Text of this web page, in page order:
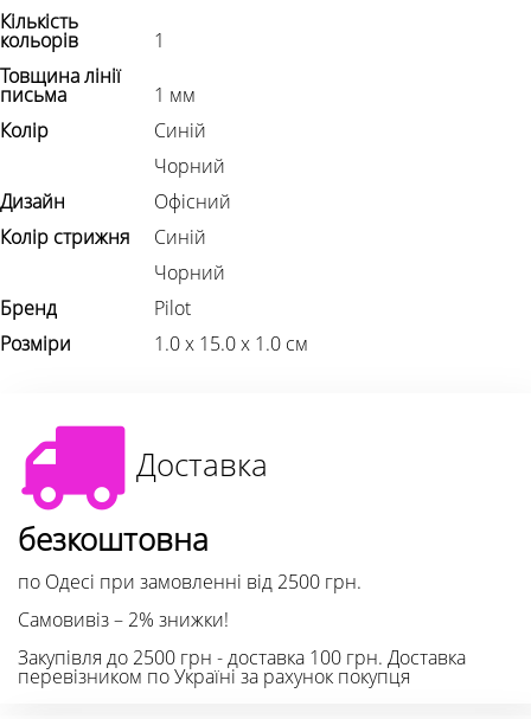
Кількість
кольорів
1
Товщина лінії
письма
1 мм
Колір
Синій
Чорний
Дизайн
Офісний
Колір стрижня
Синій
Чорний
Бренд
Pilot
Розміри
1.0 х 15.0 х 1.0 см
Доставка
безкоштовна
по Одесі при замовленні від 2500 грн.
Самовивіз – 2% знижки!
Закупівля до 2500 грн - доставка 100 грн. Доставка
перевізником по Україні за рахунок покупця